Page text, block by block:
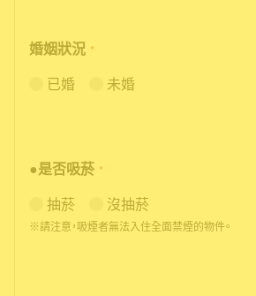
婚姻狀況 *
已婚 未婚
●是否吸菸 *
抽菸 沒抽菸
※請注意，吸煙者無法入住全面禁煙的物件。